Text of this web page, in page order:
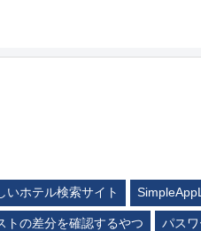
いホテル検索サイト
トの差分を確認するやつ パス